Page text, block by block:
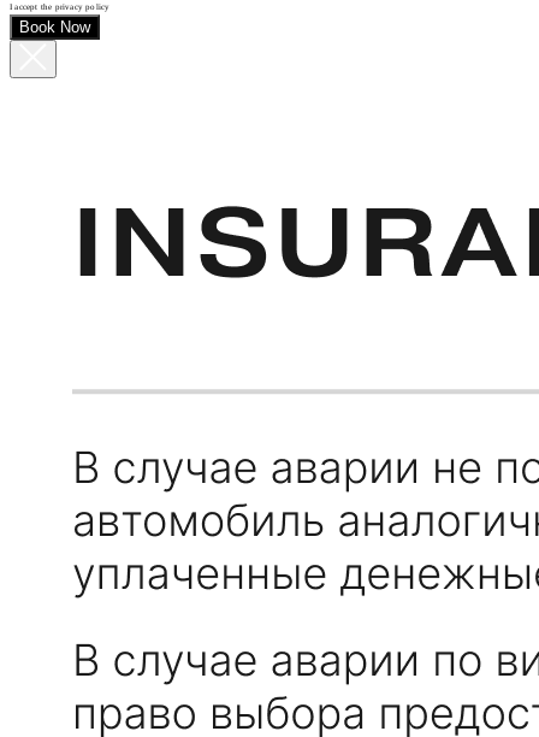
I accept the privacy policy
Book Now